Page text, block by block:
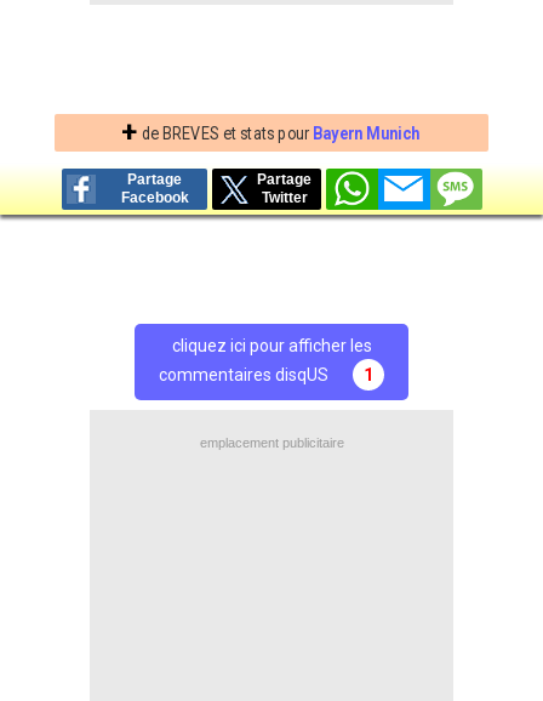
+ de BREVES et stats pour Bayern Munich
Partage
Facebook
Partage
Twitter
cliquez ici pour afficher les
commentaires disqUS
1
emplacement publicitaire